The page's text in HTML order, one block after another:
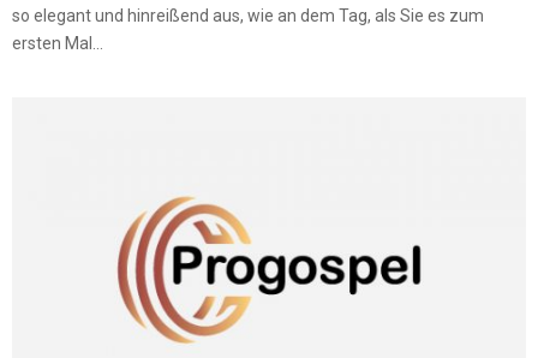
so elegant und hinreißend aus, wie an dem Tag, als Sie es zum
ersten Mal...